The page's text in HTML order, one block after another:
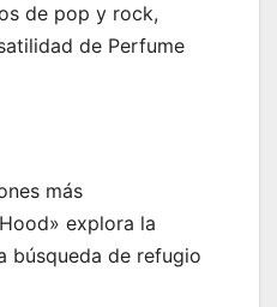
de pop y rock,
de Perfume
más
explora la
búsqueda de refugio